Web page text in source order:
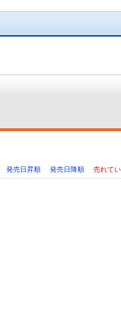
発売日昇順 発売日降順 売れて